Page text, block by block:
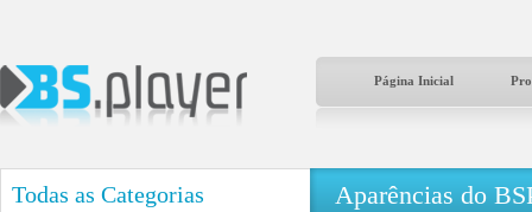
Página Inicial
Todas as Categorias Aparências do